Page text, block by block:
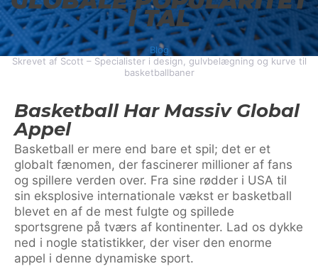
I TAL
Blog
Skrevet af Scott – Specialister i design, gulvbelægning og kurve til
basketballbaner
Basketball Har Massiv Global
Appel
Basketball er mere end bare et spil; det er et
globalt fænomen, der fascinerer millioner af fans
og spillere verden over. Fra sine rødder i USA til
sin eksplosive internationale vækst er basketball
blevet en af de mest fulgte og spillede
sportsgrene på tværs af kontinenter. Lad os dykke
ned i nogle statistikker, der viser den enorme
appel i denne dynamiske sport.